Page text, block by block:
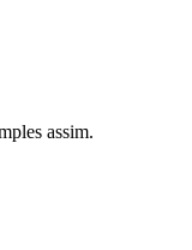
assim.